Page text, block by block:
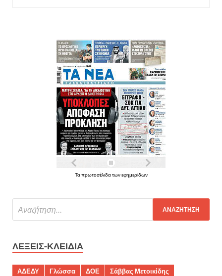
Τα πρωτοσέλιδα των εφημερίδων
ΛΈΞΕΙΣ-ΚΛΕΙΔΙΆ
ΑΔΕΔΥ Γλώσσα ΔΟΕ
Σάββας Μετοικίδης